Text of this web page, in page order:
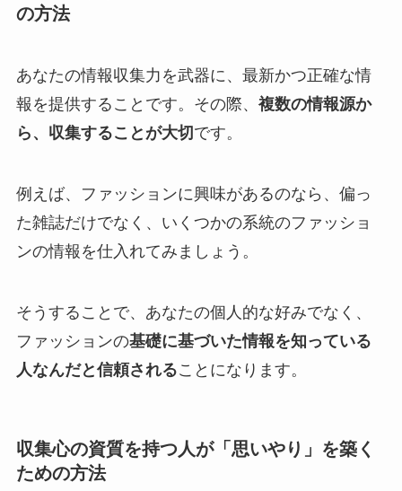
の方法
あなたの情報収集力を武器に、最新かつ正確な情
報を提供することです。その際、 複数の情報源か
ら、収集することが大切 です。
例えば、ファッションに興味があるのなら、偏っ
た雑誌だけでなく、いくつかの系統のファッショ
ンの情報を仕入れてみましょう。
そうすることで、あなたの個人的な好みでなく、
ファッションの基礎に基づいた情報を知っている
人なんだと信頼されることになります。
収集心の資質を持つ人が「思いやり」を築く
ための方法